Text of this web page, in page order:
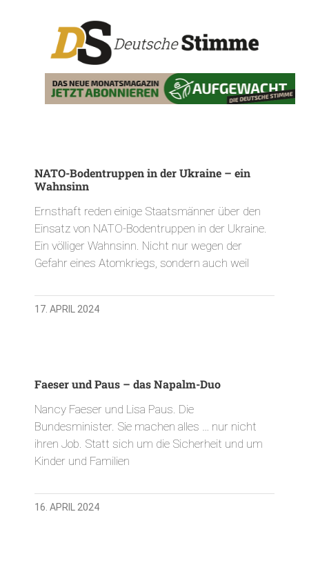
NATO-Bodentruppen in der Ukraine – ein
Wahnsinn
Ernsthaft reden einige Staatsmänner über den
Einsatz von NATO-Bodentruppen in der Ukraine.
Ein völliger Wahnsinn. Nicht nur wegen der
Gefahr eines Atomkriegs, sondern auch weil
17. APRIL 2024
Faeser und Paus – das Napalm-Duo
Nancy Faeser und Lisa Paus. Die
Bundesminister. Sie machen alles … nur nicht
ihren Job. Statt sich um die Sicherheit und um
Kinder und Familien
16. APRIL 2024